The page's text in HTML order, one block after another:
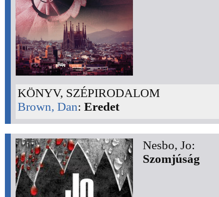
KÖNYV, SZÉPIRODALOM
Brown, Dan: Eredet
Nesbo, Jo:
Szomjúság